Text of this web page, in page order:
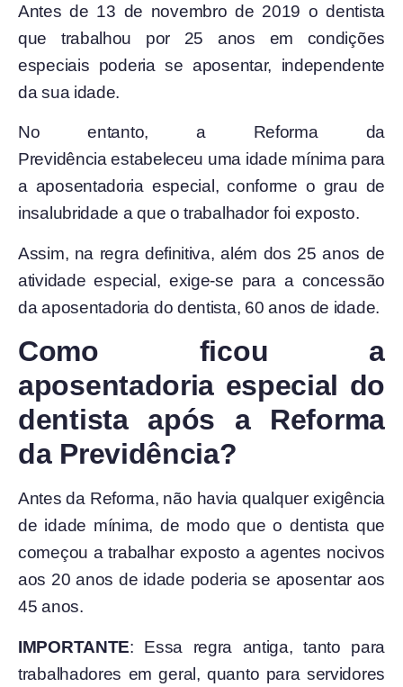
Antes de 13 de novembro de 2019 o dentista
que trabalhou por 25 anos em condições
especiais poderia se aposentar, independente
da sua idade.
No entanto, a Reforma da
Previdência estabeleceu uma idade mínima para
a aposentadoria especial, conforme o grau de
insalubridade a que o trabalhador foi exposto.
Assim, na regra definitiva, além dos 25 anos de
atividade especial, exige-se para a concessão
da aposentadoria do dentista, 60 anos de idade.
Como ficou a
aposentadoria especial do
dentista após a Reforma
da Previdência?
Antes da Reforma, não havia qualquer exigência
de idade mínima, de modo que o dentista que
começou a trabalhar exposto a agentes nocivos
aos 20 anos de idade poderia se aposentar aos
45 anos.
IMPORTANTE: Essa regra antiga, tanto para
trabalhadores em geral, quanto para servidores